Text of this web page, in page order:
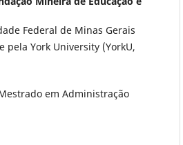
Federal de Minas Gerais
pela York University (YorkU,
em Administração